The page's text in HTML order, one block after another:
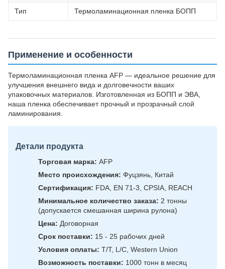
Тип Термоламинационная пленка БОПП
Применение и особенности
Термоламинационная пленка AFP — идеальное решение для
улучшения внешнего вида и долговечности ваших
упаковочных материалов. Изготовленная из БОПП и ЭВА,
наша пленка обеспечивает прочный и прозрачный слой
ламинирования.
Детали продукта
Торговая марка: AFP
Место происхождения: Фуцзянь, Китай
Сертификация: FDA, EN 71-3, CPSIA, REACH
Минимальное количество заказа: 2 тонны
(допускается смешанная ширина рулона)
Цена: Договорная
Срок поставки: 15 - 25 рабочих дней
Условия оплаты: T/T, L/C, Western Union
Возможность поставки: 1000 тонн в месяц